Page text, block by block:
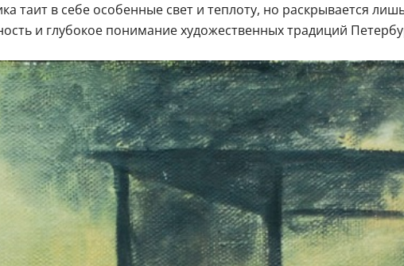
таит в себе особенные свет и теплоту, но раскрывается
и глубокое понимание художественных традиций